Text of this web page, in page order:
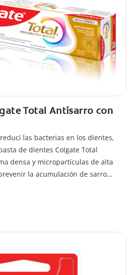
Total Antisarro con
las bacterias en los dientes,
de dientes Colgate Total
densa y micropartículas de alta
la acumulación de sarro